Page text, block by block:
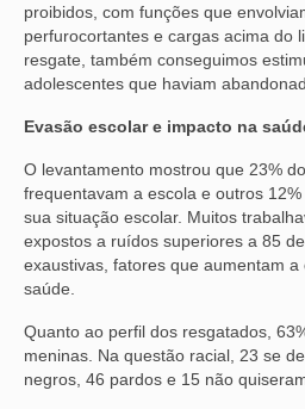
proibidos, com funções que
perfurocortantes e cargas acima do
resgate, também conseguimos
adolescentes que haviam
Evasão escolar e impacto na
O levantamento mostrou que 23%
frequentavam a escola e outros
sua situação escolar. Muitos
expostos a ruídos superiores a 85
exaustivas, fatores que aumentam
saúde.
Quanto ao perfil dos resgatados,
meninas. Na questão racial, 23 se
negros, 46 pardos e 15 não